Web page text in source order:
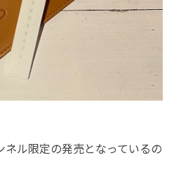
ル限定の発売となっているの